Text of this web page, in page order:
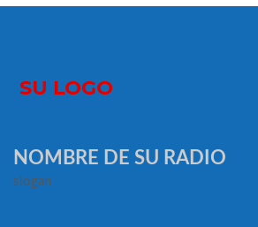
NOMBRE DE SU RADIO
slogan